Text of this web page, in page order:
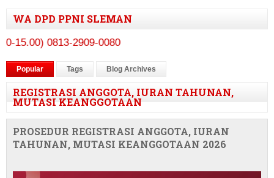
WA DPD PPNI SLEMAN
0813-2909-0080
Popular Tags Blog Archives
REGISTRASI ANGGOTA, IURAN TAHUNAN,
MUTASI KEANGGOTAAN
PROSEDUR REGISTRASI ANGGOTA, IURAN
TAHUNAN, MUTASI KEANGGOTAAN 2026